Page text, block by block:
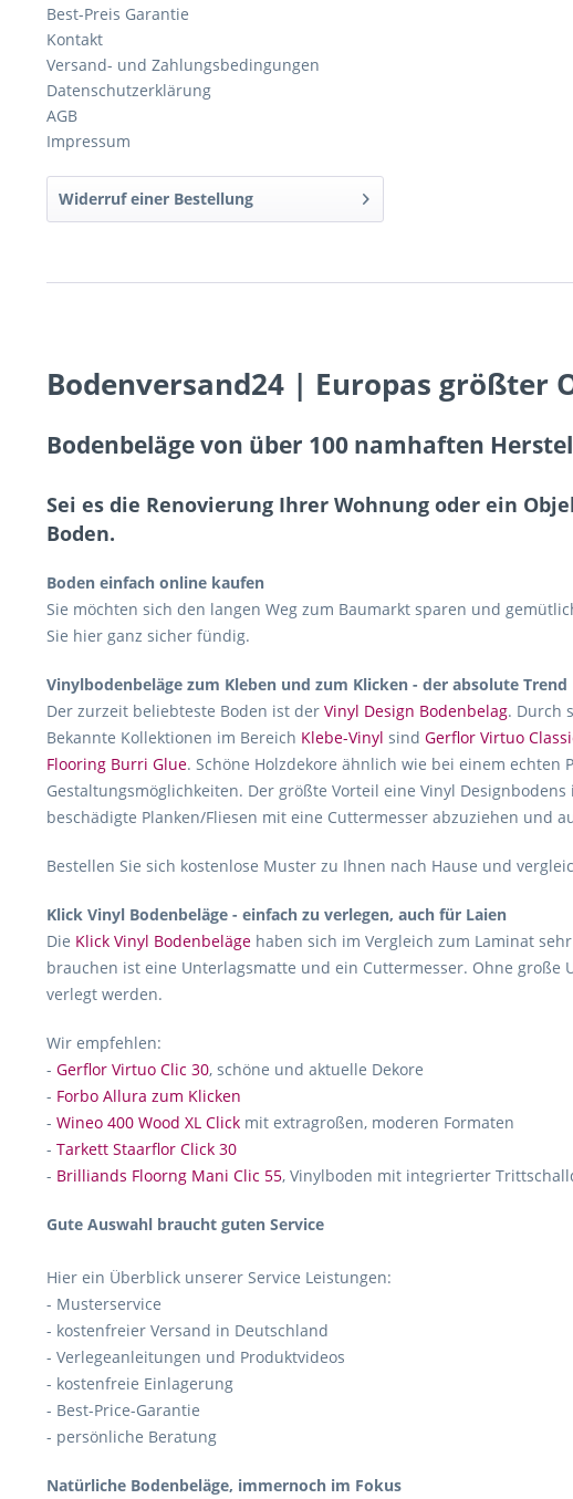
Best-Preis Garantie
Kontakt
Versand- und Zahlungsbedingungen
Datenschutzerklärung
AGB
Impressum
Widerruf einer Bestellung
Bodenversand24 | Europas größter
Bodenbeläge von über 100 namhaften
Sei es die Renovierung Ihrer Wohnung oder ein
Boden.
Boden einfach online kaufen
Sie möchten sich den langen Weg zum Baumarkt sparen und
Sie hier ganz sicher fündig.
Vinylbodenbeläge zum Kleben und zum Klicken - der absolute Trend
Der zurzeit beliebteste Boden ist der Vinyl Design Bodenbelag. Durch
Bekannte Kollektionen im Bereich Klebe-Vinyl sind Gerflor Virtuo
Flooring Burri Glue. Schöne Holzdekore ähnlich wie bei einem
Gestaltungsmöglichkeiten. Der größte Vorteil eine Vinyl
beschädigte Planken/Fliesen mit eine Cuttermesser abzuziehen und
Bestellen Sie sich kostenlose Muster zu Ihnen nach Hause und
Klick Vinyl Bodenbeläge - einfach zu verlegen, auch für Laien
Die Klick Vinyl Bodenbeläge haben sich im Vergleich zum Laminat
brauchen ist eine Unterlagsmatte und ein Cuttermesser. Ohne
verlegt werden.
Wir empfehlen:
- Gerflor Virtuo Clic 30, schöne und aktuelle Dekore
- Forbo Allura zum Klicken
- Wineo 400 Wood XL Click mit extragroßen, moderen Formaten
- Tarkett Staarflor Click 30
- Brilliands Floorng Mani Clic 55, Vinylboden mit integrierter
Gute Auswahl braucht guten Service
Hier ein Überblick unserer Service Leistungen:
- Musterservice
- kostenfreier Versand in Deutschland
- Verlegeanleitungen und Produktvideos
- kostenfreie Einlagerung
- Best-Price-Garantie
- persönliche Beratung
Natürliche Bodenbeläge, immernoch im Fokus